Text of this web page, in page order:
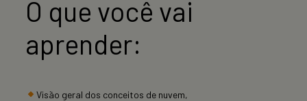
O que você vai
aprender:
Visão geral dos conceitos de nuvem,